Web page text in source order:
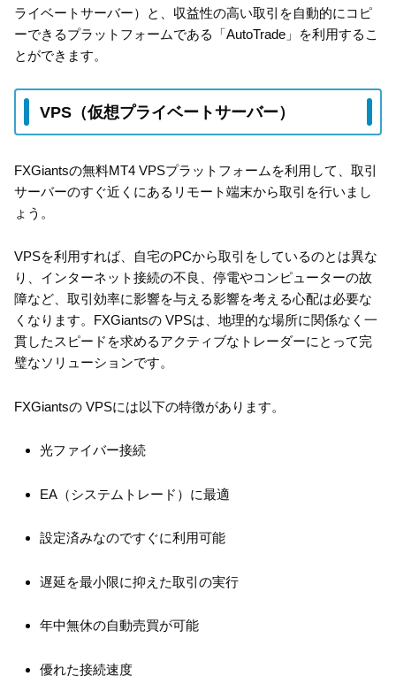
ライベートサーバー）と、収益性の高い取引を自動的にコピ
ーできるプラットフォームである「AutoTrade」を利用するこ
とができます。
VPS（仮想プライベートサーバー）
FXGiantsの無料MT4 VPSプラットフォームを利用して、取引
サーバーのすぐ近くにあるリモート端末から取引を行いまし
ょう。
VPSを利用すれば、自宅のPCから取引をしているのとは異な
り、インターネット接続の不良、停電やコンピューターの故
障など、取引効率に影響を与える影響を考える心配は必要な
くなります。FXGiantsの VPSは、地理的な場所に関係なく一
貫したスピードを求めるアクティブなトレーダーにとって完
璧なソリューションです。
FXGiantsの VPSには以下の特徴があります。
光ファイバー接続
EA（システムトレード）に最適
設定済みなのですぐに利用可能
遅延を最小限に抑えた取引の実行
年中無休の自動売買が可能
優れた接続速度